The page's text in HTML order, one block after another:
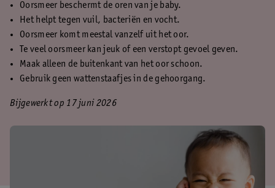
Oorsmeer beschermt de oren van je baby.
Het helpt tegen vuil, bacteriën en vocht.
Oorsmeer komt meestal vanzelf uit het oor.
Te veel oorsmeer kan jeuk of een verstopt gevoel geven.
Maak alleen de buitenkant van het oor schoon.
Gebruik geen wattenstaafjes in de gehoorgang.
Bijgewerkt op 17 juni 2026